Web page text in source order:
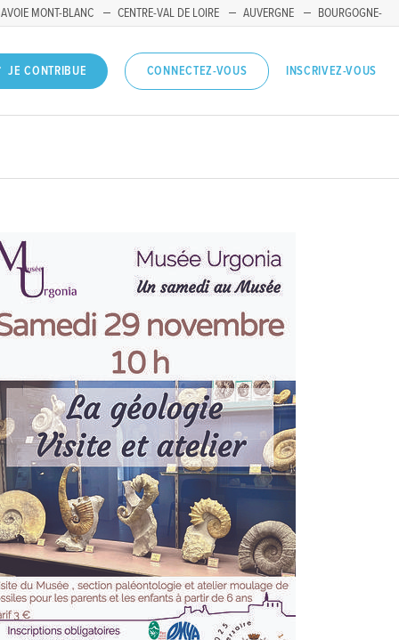
MONT-BLANC CENTRE-VAL DE LOIRE AUVERGNE
BOURGOGNE-
JE CONTRIBUE CONNECTEZ-VOUS INSCRIVEZ-VOUS